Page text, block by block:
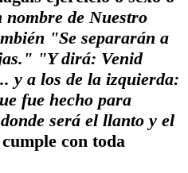
nombre de Nuestro
"Se separarán a
"Y dirá: Venid
y a los de la izquierda:
fue hecho para
será el llanto y el
con toda